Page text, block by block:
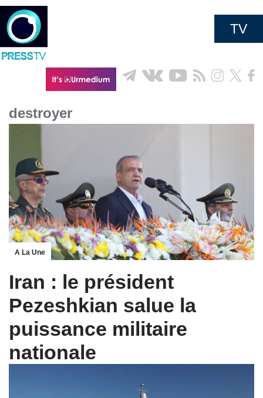
TV
destroyer
A La Une
Iran : le président
Pezeshkian salue la
puissance militaire
nationale